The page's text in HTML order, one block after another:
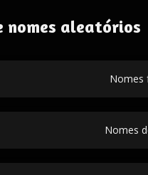
nomes aleatórios
Nomes
Nomes